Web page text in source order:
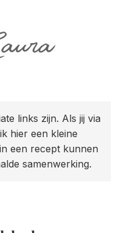
links zijn. Als jij via
hier een kleine
een recept kunnen
samenwerking.